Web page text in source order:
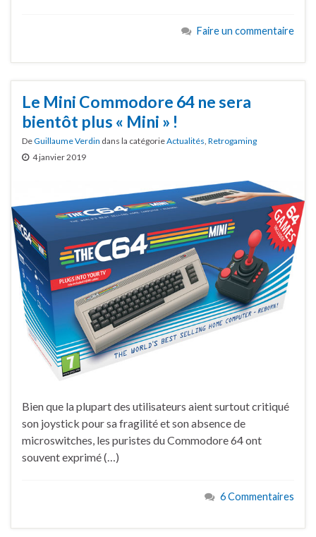
Faire un commentaire
Le Mini Commodore 64 ne sera
bientôt plus « Mini » !
DeGuillaume Verdin dans la catégorieActualités, Retrogaming
4 janvier 2019
Bien que la plupart des utilisateurs aient surtout critiqué
son joystick pour sa fragilité et son absence de
microswitches, les puristes du Commodore 64 ont
souvent exprimé (…)
6 Commentaires